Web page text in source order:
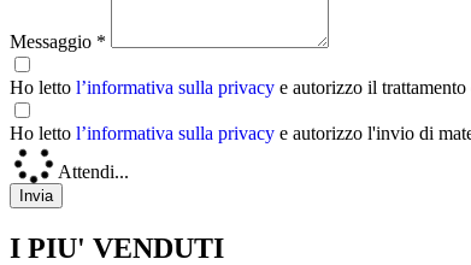
Messaggio *
Ho letto l’informativa sulla privacy e autorizzo il
Ho letto l’informativa sulla privacy e autorizzo l'invio di
Attendi...
I PIU' VENDUTI